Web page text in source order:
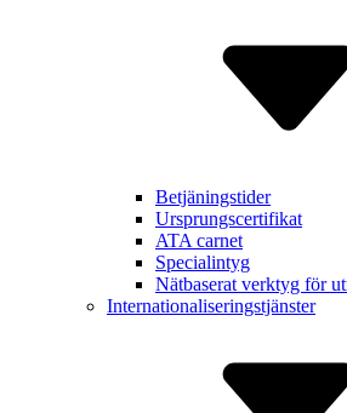
Betjäning­stider
Ursprungs­certifikat
ATA carnet
Specialintyg
Nätbaserat verktyg för
Internatio­naliserings­tjänster